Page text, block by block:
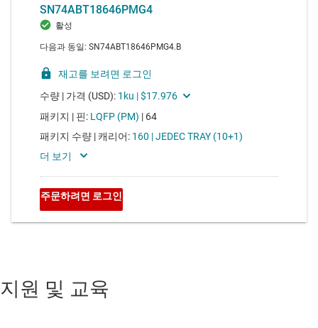
지원 및 교육